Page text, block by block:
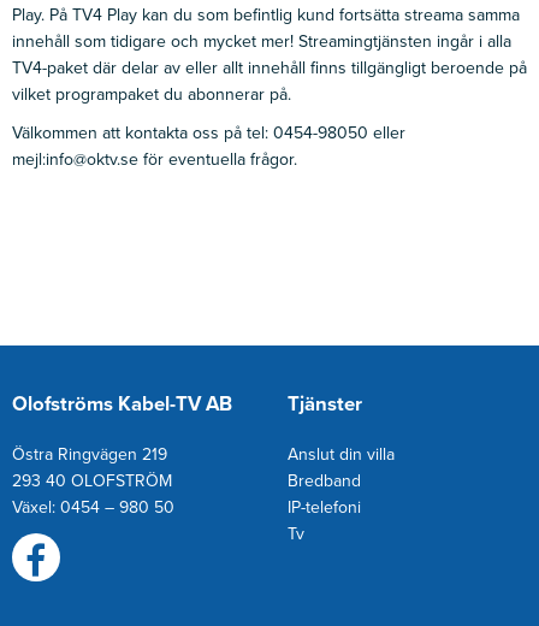
Play. På TV4 Play kan du som befintlig kund fortsätta streama samma
innehåll som tidigare och mycket mer! Streamingtjänsten ingår i alla
TV4-paket där delar av eller allt innehåll finns tillgängligt beroende på
vilket programpaket du abonnerar på.
Välkommen att kontakta oss på tel: 0454-98050 eller
mejl:info@oktv.se för eventuella frågor.
Olofströms Kabel-TV AB
Östra Ringvägen 219
293 40 OLOFSTRÖM
Växel: 0454 – 980 50
Tjänster
Anslut din villa
Bredband
IP-telefoni
Tv